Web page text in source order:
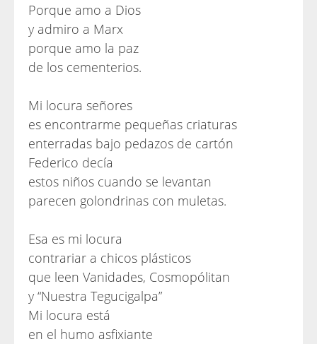
Porque amo a Dios
y admiro a Marx
porque amo la paz
de los cementerios.
Mi locura señores
es encontrarme pequeñas criaturas
enterradas bajo pedazos de cartón
Federico decía
estos niños cuando se levantan
parecen golondrinas con muletas.
Esa es mi locura
contrariar a chicos plásticos
que leen Vanidades, Cosmopólitan
y “Nuestra Tegucigalpa”
Mi locura está
en el humo asfixiante